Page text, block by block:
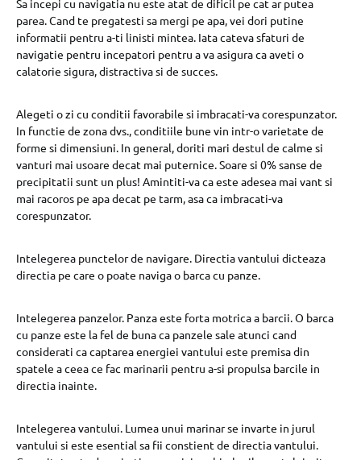
Sa incepi cu navigatia nu este atat de dificil pe cat ar putea
parea. Cand te pregatesti sa mergi pe apa, vei dori putine
informatii pentru a-ti linisti mintea. Iata cateva sfaturi de
navigatie pentru incepatori pentru a va asigura ca aveti o
calatorie sigura, distractiva si de succes.
Alegeti o zi cu conditii favorabile si imbracati-va corespunzator.
In functie de zona dvs., conditiile bune vin intr-o varietate de
forme si dimensiuni. In general, doriti mari destul de calme si
vanturi mai usoare decat mai puternice. Soare si 0% sanse de
precipitatii sunt un plus! Amintiti-va ca este adesea mai vant si
mai racoros pe apa decat pe tarm, asa ca imbracati-va
corespunzator.
Intelegerea punctelor de navigare. Directia vantului dicteaza
directia pe care o poate naviga o barca cu panze.
Intelegerea panzelor. Panza este forta motrica a barcii. O barca
cu panze este la fel de buna ca panzele sale atunci cand
considerati ca captarea energiei vantului este premisa din
spatele a ceea ce fac marinarii pentru a-si propulsa barcile in
directia inainte.
Intelegerea vantului. Lumea unui marinar se invarte in jurul
vantului si este esential sa fii constient de directia vantului.